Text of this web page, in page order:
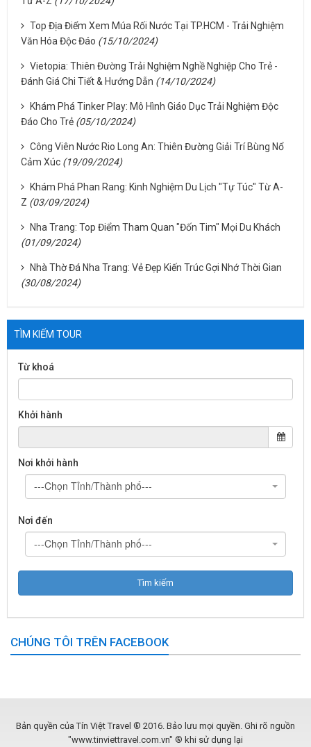
Top Địa Điểm Xem Múa Rối Nước Tại TP.HCM - Trải Nghiệm
Văn Hóa Độc Đáo (15/10/2024)
Vietopia: Thiên Đường Trải Nghiệm Nghề Nghiệp Cho Trẻ -
Đánh Giá Chi Tiết & Hướng Dẫn (14/10/2024)
Khám Phá Tinker Play: Mô Hình Giáo Dục Trải Nghiệm Độc
Đáo Cho Trẻ (05/10/2024)
Công Viên Nước Rio Long An: Thiên Đường Giải Trí Bùng Nổ
Cảm Xúc (19/09/2024)
Khám Phá Phan Rang: Kinh Nghiệm Du Lịch "Tự Túc" Từ A-
Z (03/09/2024)
Nha Trang: Top Điểm Tham Quan "Đốn Tim" Mọi Du Khách
(01/09/2024)
Nhà Thờ Đá Nha Trang: Vẻ Đẹp Kiến Trúc Gợi Nhớ Thời Gian
(30/08/2024)
TÌM KIẾM TOUR
Từ khoá
Khởi hành
Nơi khởi hành
---Chọn Tỉnh/Thành phố---
Nơi đến
---Chọn Tỉnh/Thành phố---
CHÚNG TÔI TRÊN FACEBOOK
Bản quyền của Tín Việt Travel ® 2016. Bảo lưu mọi quyền. Ghi rõ nguồn
"www.tinviettravel.com.vn" ® khi sử dụng lại